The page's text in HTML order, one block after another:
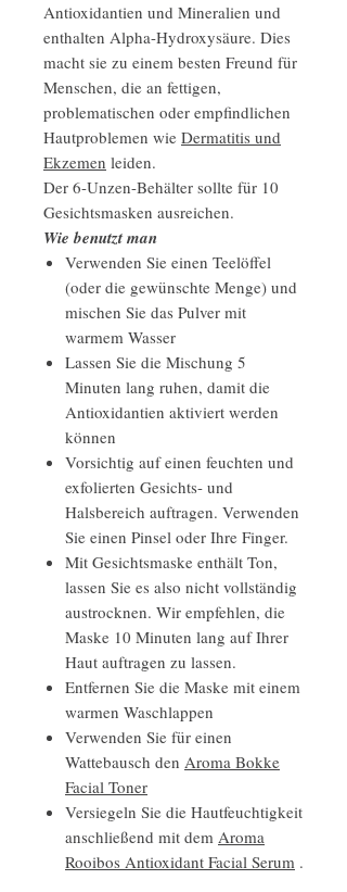
Antioxidantien und Mineralien und
enthalten Alpha-Hydroxysäure. Dies
macht sie zu einem besten Freund für
Menschen, die an fettigen,
problematischen oder empfindlichen
Hautproblemen wie Dermatitis und
Ekzemen leiden.
Der 6-Unzen-Behälter sollte für 10
Gesichtsmasken ausreichen.
Wie benutzt man
Verwenden Sie einen Teelöffel
(oder die gewünschte Menge) und
mischen Sie das Pulver mit
warmem Wasser
Lassen Sie die Mischung 5
Minuten lang ruhen, damit die
Antioxidantien aktiviert werden
können
Vorsichtig auf einen feuchten und
exfolierten Gesichts- und
Halsbereich auftragen. Verwenden
Sie einen Pinsel oder Ihre Finger.
Mit Gesichtsmaske enthält Ton,
lassen Sie es also nicht vollständig
austrocknen. Wir empfehlen, die
Maske 10 Minuten lang auf Ihrer
Haut auftragen zu lassen.
Entfernen Sie die Maske mit einem
warmen Waschlappen
Verwenden Sie für einen
Wattebausch den Aroma Bokke
Facial Toner
Versiegeln Sie die Hautfeuchtigkeit
anschließend mit dem Aroma
Rooibos Antioxidant Facial Serum .